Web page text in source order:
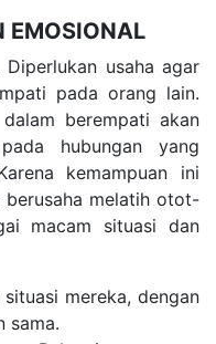
EMOSIONAL
usaha agar
pada orang lain.
berempati akan
hubungan yang
kemampuan ini
berusaha melatih otot-
macam situasi dan
mereka, dengan
sama.